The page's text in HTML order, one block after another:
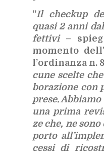
“Il chec­kup
qua­si 2 anni
fet­ti­vi –
mo­men­to
l’or­di­nan­za n.
cu­ne scel­te
bo­ra­zio­ne con
pre­se.
una pri­ma
ze che, ne
por­to
ces­si di